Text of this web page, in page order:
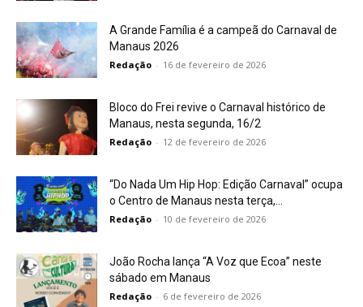
A Grande Família é a campeã do Carnaval de
Manaus 2026
Redação - 16 de fevereiro de 2026
Bloco do Frei revive o Carnaval histórico de
Manaus, nesta segunda, 16/2
Redação - 12 de fevereiro de 2026
“Do Nada Um Hip Hop: Edição Carnaval” ocupa
o Centro de Manaus nesta terça,...
Redação - 10 de fevereiro de 2026
João Rocha lança “A Voz que Ecoa” neste
sábado em Manaus
Redação - 6 de fevereiro de 2026